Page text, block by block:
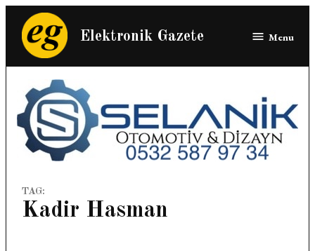
Skip
content
Elektronik Gazete Menu
TAG:
Kadir Hasman